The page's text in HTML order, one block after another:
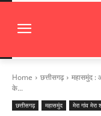
Home छत्तीसगढ़
महासमुंद :
के...
छत्तीसगढ़ महासमुंद मेरा गांव मेरा